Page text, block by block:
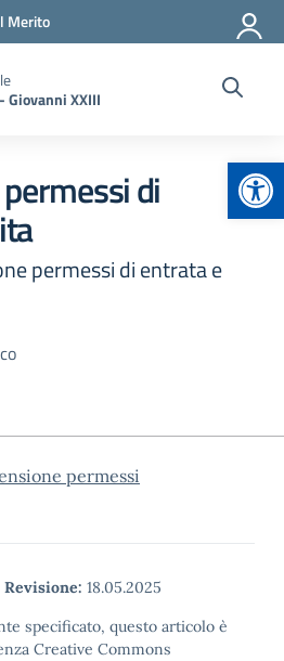
Merito
Giovanni XXIII
di
permessi di entrata e
permessi
Revisione: 18.05.2025
specificato, questo articolo è
Creative Commons